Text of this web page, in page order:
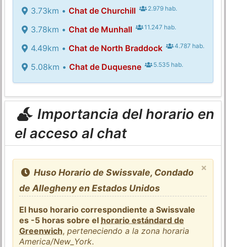
3.73km • Chat de Churchill 2.979 hab.
3.78km • Chat de Munhall 11.247 hab.
4.49km • Chat de North Braddock 4.787 hab.
5.08km • Chat de Duquesne 5.535 hab.
Importancia del horario en
el acceso al chat
×
Huso Horario de Swissvale, Condado
de Allegheny en Estados Unidos
El huso horario correspondiente a Swissvale
es -5 horas sobre el horario estándard de
Greenwich,perteneciendo a la zona horaria
America/New_York.